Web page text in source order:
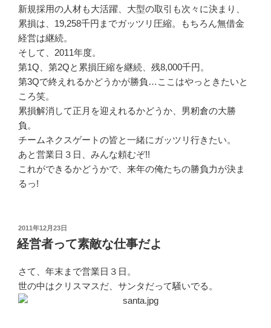
新規採用の人材も大活躍、大型の取引も次々に決まり、
累損は、19,258千円までガッツリ圧縮。もちろん無借金
経営は継続。
そして、2011年度。
第1Q、第2Qと累損圧縮を継続、残8,000千円。
第3Qで終えれるかどうかが勝負…ここはやっときたいと
ころ笑。
累損解消して正月を迎えれるかどうか、男籾倉の大勝
負。
チームネクスゲートの皆と一緒にガッツリ行きたい。
あと営業日３日、みんな頼むぞ!!
これができるかどうかで、来年の俺たちの勝負力が決ま
るっ!
投
稿
日:
2011年12月23日
経営者って素敵な仕事だよ
さて、年末まで営業日３日。
世の中はクリスマスだ、サンタだって騒いでる。